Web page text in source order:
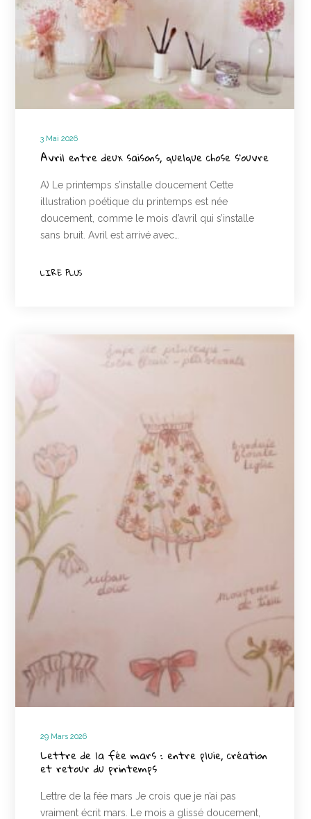
3 Mai 2026
Avril entre deux saisons, quelque chose s’ouvre
A) Le printemps s’installe doucement Cette
illustration poétique du printemps est née
doucement, comme le mois d’avril qui s’installe
sans bruit. Avril est arrivé avec…
LIRE PLUS
29 Mars 2026
Lettre de la fée mars : entre pluie, création
et retour du printemps
Lettre de la fée mars Je crois que je n’ai pas
vraiment écrit mars. Le mois a glissé doucement,